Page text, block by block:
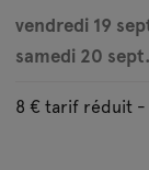
Étoiles
etKarl
par la
de
y
vendredi 19
samedi 20
8 € tarif réduit -